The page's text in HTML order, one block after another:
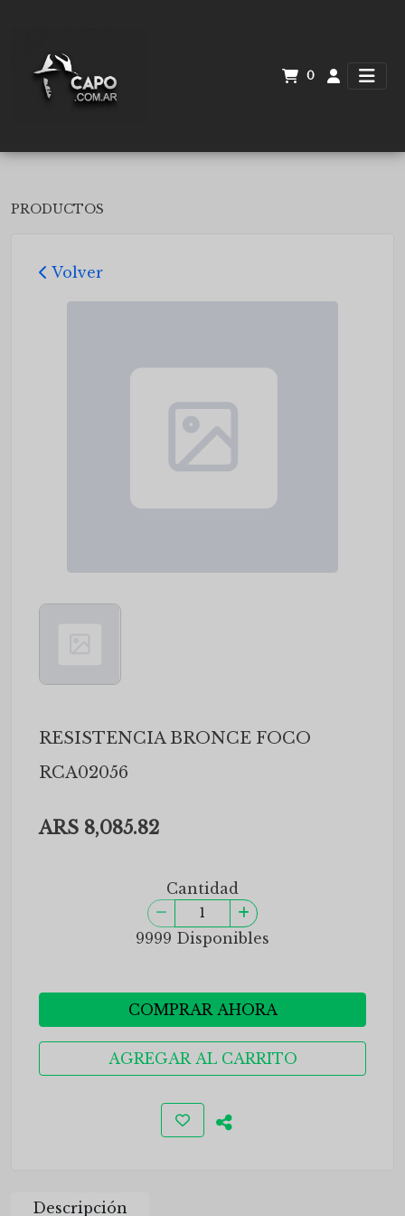
0
PRODUCTOS
Volver
RESISTENCIA BRONCE FOCO
RCA02056
ARS 8,085.82
Cantidad
9999 Disponibles
COMPRAR AHORA
AGREGAR AL CARRITO
Descripción